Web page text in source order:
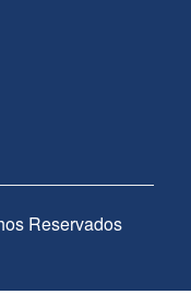
Reservados